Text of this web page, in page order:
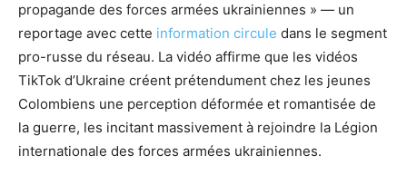
propagande des forces armées ukrainiennes » — un
reportage avec cette information circule dans le segment
pro-russe du réseau. La vidéo affirme que les vidéos
TikTok d’Ukraine créent prétendument chez les jeunes
Colombiens une perception déformée et romantisée de
la guerre, les incitant massivement à rejoindre la Légion
internationale des forces armées ukrainiennes.